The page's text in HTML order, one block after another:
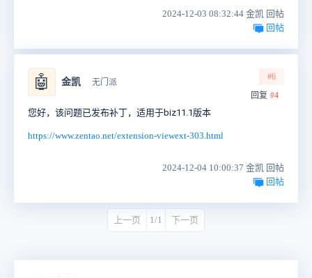
2024-12-03 08:32:44 金凯 回帖
回帖
🤖 金凯 无门派
#6
回复 #4
您好，该问题已发布补丁，适用于biz11.1版本
https://www.zentao.net/extension-viewext-303.html
2024-12-04 10:00:37 金凯 回帖
回帖
上一页 1/1 下一页